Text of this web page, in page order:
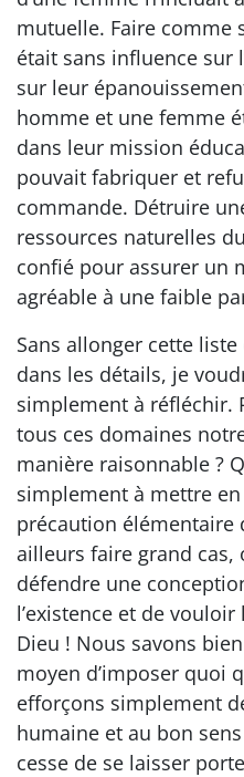
mutuelle. Faire comme
était sans influence sur
sur leur
homme et une femme
dans leur mission
pouvait fabriquer et
commande. Détruire
ressources naturelles
confié pour assurer un
agréable à une faible
Sans allonger cette
dans les détails, je
simplement à réfléchir.
tous ces domaines
manière raisonnable ?
simplement à mettre
précaution élémentaire
ailleurs faire grand cas,
défendre une
l’existence et de
Dieu ! Nous savons
moyen d’imposer quoi
efforçons simplement
humaine et au bon
cesse de se laisser